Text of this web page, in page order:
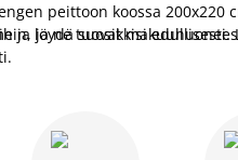
peittoon koossa
ja ne tuovat
ja löydä suosikkisi edullisesti.